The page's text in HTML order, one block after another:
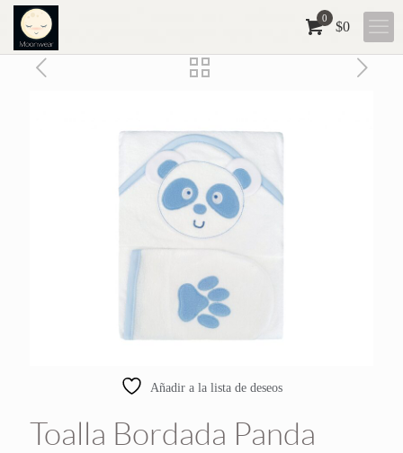
0
$0
Añadir a la lista de deseos
Toalla Bordada Panda